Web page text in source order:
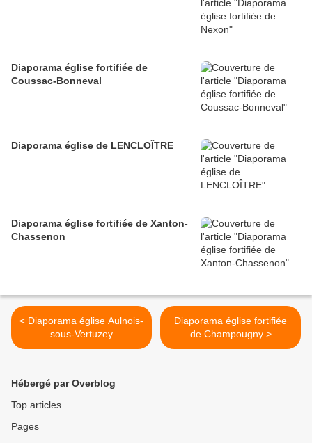
Diaporama église fortifiée de
Coussac-Bonneval
Diaporama église de LENCLOÎTRE
Diaporama église fortifiée de Xanton-
Chassenon
< Diaporama église Aulnois-
sous-Vertuzey
Diaporama église fortifiée
de Champougny >
Hébergé par Overblog
Top articles
Pages